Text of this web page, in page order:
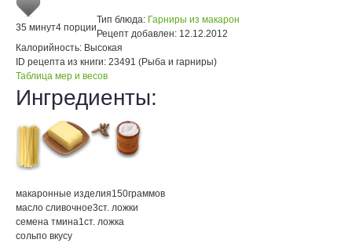
35 минут4 порции
Тип блюда: Гарниры из макарон
Рецепт добавлен: 12.12.2012
Калорийность: Высокая
ID рецепта из книги: 23491 (Рыба и гарниры)
Таблица мер и весов
Ингредиенты:
макаронные изделия150граммов
масло сливочное3ст. ложки
семена тмина1ст. ложка
сольпо вкусу